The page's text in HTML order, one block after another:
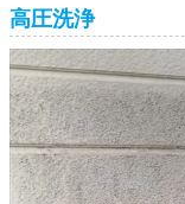
高圧洗浄